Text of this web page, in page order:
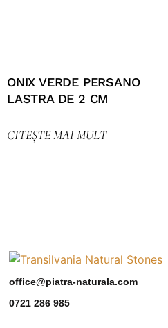
ONIX VERDE PERSANO
LASTRA DE 2 CM
CITEȘTE MAI MULT
office@piatra-naturala.com
0721 286 985